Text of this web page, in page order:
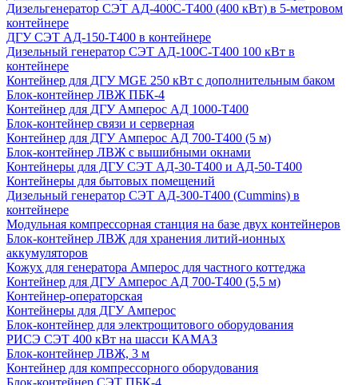
Дизельгенератор СЭТ АД-400С-Т400 (400 кВт) в 5-метровом
контейнере
ДГУ СЭТ АД-150-Т400 в контейнере
Дизельный генератор СЭТ АД-100С-Т400 100 кВт в
контейнере
Контейнер для ДГУ MGE 250 кВт с дополнительным баком
Блок-контейнер ЛВЖ ПБК-4
Контейнер для ДГУ Амперос АД 1000-Т400
Блок-контейнер связи и серверная
Контейнер для ДГУ Амперос АД 700-Т400 (5 м)
Блок-контейнер ЛВЖ с вышибными окнами
Контейнеры для ДГУ СЭТ АД-30-Т400 и АД-50-Т400
Контейнеры для бытовых помещений
Дизельный генератор СЭТ АД-300-Т400 (Cummins) в
контейнере
Модульная компрессорная станция на базе двух контейнеров
Блок-контейнер ЛВЖ для хранения литий-ионных
аккумуляторов
Кожух для генератора Амперос для частного коттеджа
Контейнер для ДГУ Амперос АД 700-Т400 (5,5 м)
Контейнер-операторская
Контейнеры для ДГУ Амперос
Блок-контейнер для электрощитового оборудования
РИСЭ СЭТ 400 кВт на шасси КАМАЗ
Блок-контейнер ЛВЖ, 3 м
Контейнер для компрессорного оборудования
Блок-контейнер СЭТ ПБК-4